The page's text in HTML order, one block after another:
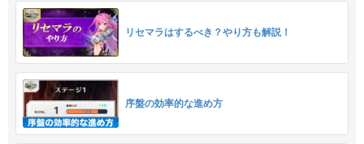
リセマラはするべき？やり方も解説！
序盤の効率的な進め方